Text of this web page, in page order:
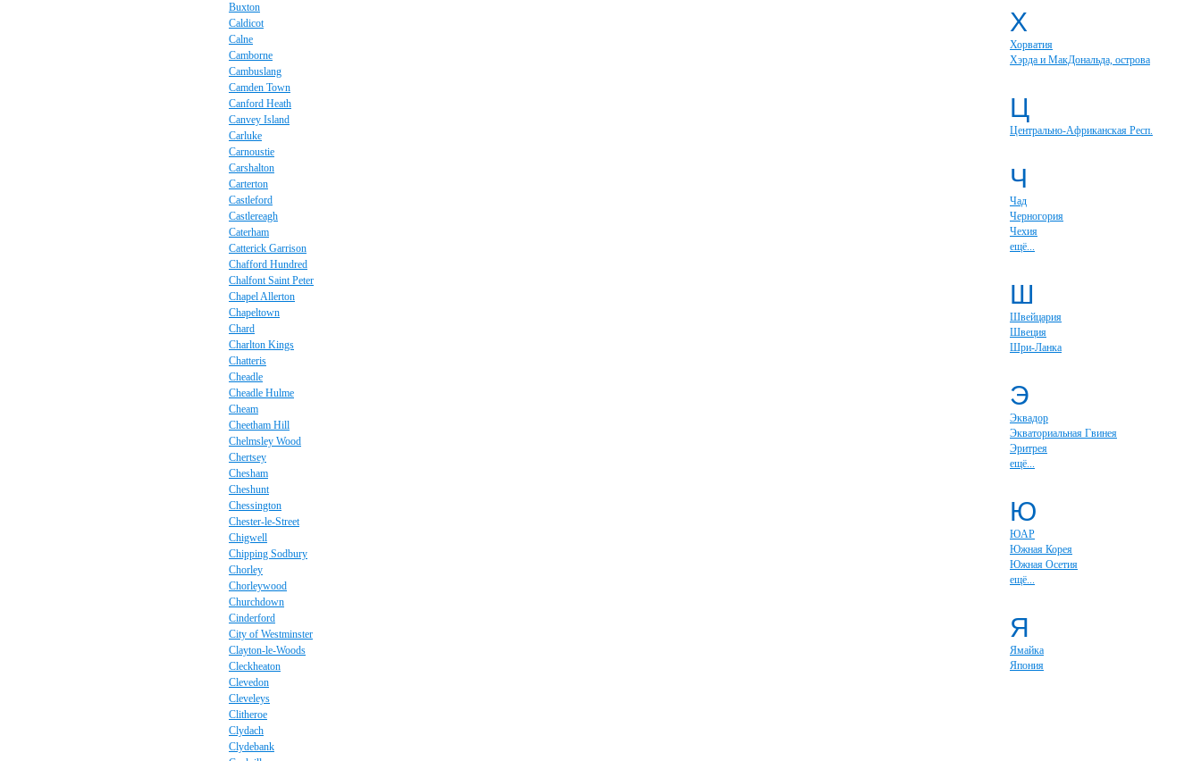
Buxton
Caldicot
Calne
Camborne
Cambuslang
Camden Town
Canford Heath
Canvey Island
Carluke
Carnoustie
Carshalton
Carterton
Castleford
Castlereagh
Caterham
Catterick Garrison
Chafford Hundred
Chalfont Saint Peter
Chapel Allerton
Chapeltown
Chard
Charlton Kings
Chatteris
Cheadle
Cheadle Hulme
Cheam
Cheetham Hill
Chelmsley Wood
Chertsey
Chesham
Cheshunt
Chessington
Chester-le-Street
Chigwell
Chipping Sodbury
Chorley
Chorleywood
Churchdown
Cinderford
City of Westminster
Clayton-le-Woods
Cleckheaton
Clevedon
Cleveleys
Clitheroe
Clydach
Clydebank
Х
Хорватия
Хэрда и МакДональда, острова
Ц
Центрально-Африканская Респ.
Ч
Чад
Черногория
Чехия
ещё...
Ш
Швейцария
Швеция
Шри-Ланка
Э
Эквадор
Экваториальная Гвинея
Эритрея
ещё...
Ю
ЮАР
Южная Корея
Южная Осетия
ещё...
Я
Ямайка
Япония